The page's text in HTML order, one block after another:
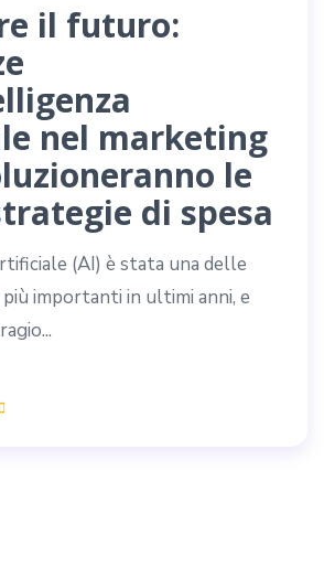
il futuro:
nel marketing
le
di spesa
(AI) è stata una delle
più importanti in ultimi anni, e